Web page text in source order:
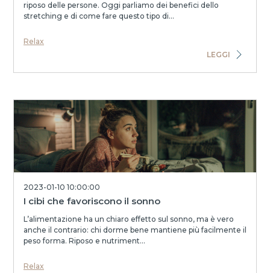
riposo delle persone. Oggi parliamo dei benefici dello
stretching e di come fare questo tipo di...
Relax
LEGGI
2023-01-10 10:00:00
I cibi che favoriscono il sonno
L’alimentazione ha un chiaro effetto sul sonno, ma è vero
anche il contrario: chi dorme bene mantiene più facilmente il
peso forma. Riposo e nutriment...
Relax